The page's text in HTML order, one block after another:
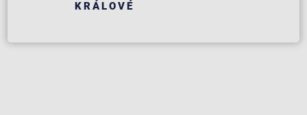
KRÁLOVÉ